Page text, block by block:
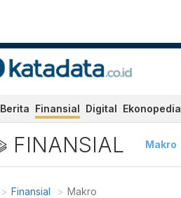
Berita Finansial Digital Ekonopedia
FINANSIAL Makro
Finansial Makro